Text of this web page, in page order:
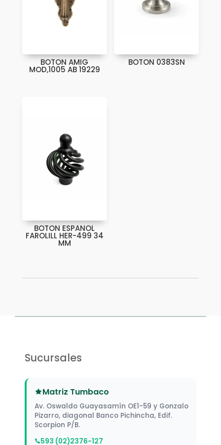
BOTON AMIG
MOD,1005 AB 19229
BOTON 0383SN
BOTON ESPANOL
FAROLILL HER-499 34
MM
Sucursales
Matriz Tumbaco
Av. Oswaldo Guayasamín OE1-59 y Gonzalo
Pizarro, diagonal Banco Pichincha, Edif.
Scorpion P/B.
593 (02)2376-127